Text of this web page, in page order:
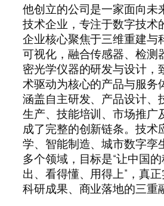
他创立的公司是一家面向未
技术企业，专注于数字技术
企业核心聚焦于三维重建与
可视化，融合传感器、检测
密光学仪器的研发与设计，
术驱动为核心的产品与服务
涵盖自主研发、产品设计、
生产、技能培训、市场推广
成了完整的创新链条。技术
学、智能制造、城市数字孪
多个领域，目标是“让中国
出、看得懂、用得上”，真正
科研成果、商业落地的三重